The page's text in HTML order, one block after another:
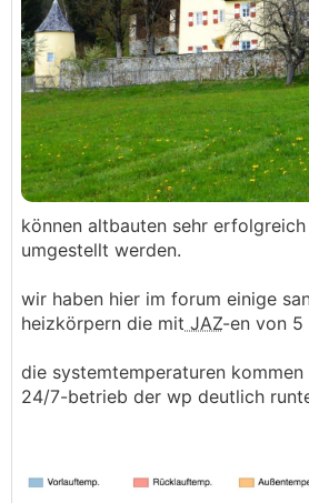
können altbauten sehr
umgestellt werden.
wir haben hier im forum einige
heizkörpern die mit JAZ-en von 5
die systemtemperaturen
24/7-betrieb der wp deutlich